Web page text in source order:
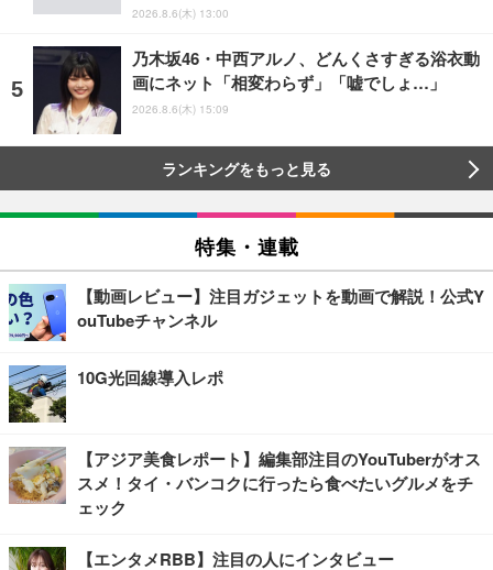
2026.8.6(木) 13:00
乃木坂46・中西アルノ、どんくさすぎる浴衣動
画にネット「相変わらず」「嘘でしょ…」
2026.8.6(木) 15:09
ランキングをもっと見る
特集・連載
【動画レビュー】注目ガジェットを動画で解説！公式Y
ouTubeチャンネル
10G光回線導入レポ
【アジア美食レポート】編集部注目のYouTuberがオス
スメ！タイ・バンコクに行ったら食べたいグルメをチ
ェック
【エンタメRBB】注目の人にインタビュー